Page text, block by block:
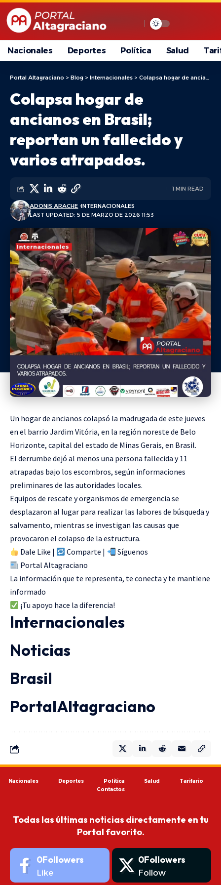
Nacionales Deportes Política Salud
Portal Altagraciano > Blog > Internacionales > Colapsa hogar de ancianos en Brasil; reportan un fallecido y varios atrapados.
Colapsa hogar de
ancianos en Brasil;
reportan un fallecido y
varios atrapados.
LAST UPDATED: 5 DE MARZO DE 2026 11:53
ADONIS ARACHE INTERNACIONALES
1 MIN READ
Un hogar de ancianos colapsó la madrugada de este jueves
en el barrio Jardim Vitória, en la región noreste de Belo
Horizonte, capital del estado de Minas Gerais, en Brasil.
El derrumbe dejó al menos una persona fallecida y 11
atrapadas bajo los escombros, según informaciones
preliminares de las autoridades locales.
Equipos de rescate y organismos de emergencia se
desplazaron al lugar para realizar las labores de búsqueda y
salvamento, mientras se investigan las causas que
provocaron el colapso de la estructura.
Dale Like |
Comparte |
Síguenos
Portal Altagraciano
La información que te representa, te conecta y te mantiene
informado
¡Tu apoyo hace la diferencia!
Internacionales
Noticias
Brasil
PortalAltagraciano
Nacionales Deportes Política Salud
Tarifario
Contactos
Todas las últimas noticias directamente en tu
Portal favorito.
0Followers
Like
0Followers
Follow